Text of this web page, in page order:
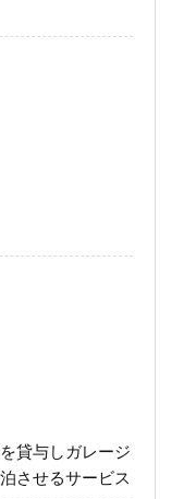
貸与しガレージ
させるサービス